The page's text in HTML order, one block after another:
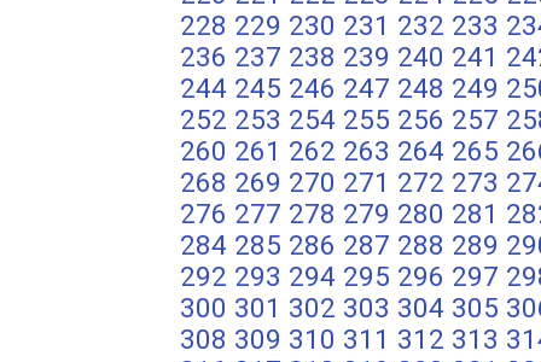
228 229 230 231 232 233
236 237 238 239 240 241
244 245 246 247 248 249
252 253 254 255 256 257
260 261 262 263 264 265
268 269 270 271 272 273
276 277 278 279 280 281
284 285 286 287 288 289
292 293 294 295 296 297
300 301 302 303 304 305
308 309 310 311 312 313